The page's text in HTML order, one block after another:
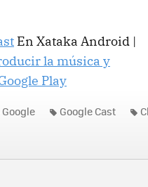
En Xataka Android |
la música y
Play
Google Google Cast